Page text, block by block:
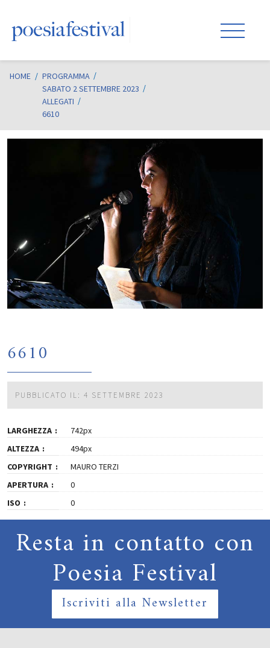
HOME / PROGRAMMA
SABATO 2 SETTEMBRE 2023
ALLEGATI
6610
6610
PUBBLICATO IL: 4 SETTEMBRE 2023
LARGHEZZA
742px
ALTEZZA
494px
COPYRIGHT
MAURO TERZI
APERTURA
0
ISO
0
Resta in contatto con
Poesia Festival
Iscriviti alla Newsletter